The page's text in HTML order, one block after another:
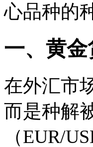
心品种的
一、黄
在外汇市
而是种解
（EUR/